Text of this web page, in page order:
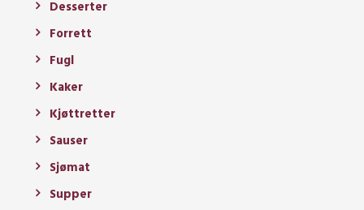
Desserter
Forrett
Fugl
Kaker
Kjøttretter
Sauser
Sjømat
Supper